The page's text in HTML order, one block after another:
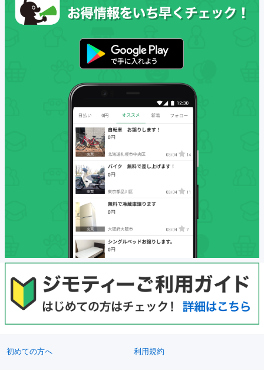
初めての方へ 利用規約